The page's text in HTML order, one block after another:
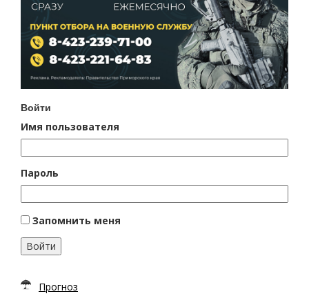
Войти
Имя пользователя
Пароль
Запомнить меня
Войти
Прогноз